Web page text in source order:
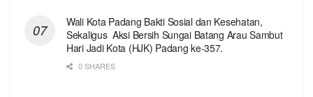
Wali Kota Padang Bakti Sosial dan Kesehatan,
Sekaligus Aksi Bersih Sungai Batang Arau Sambut
Hari Jadi Kota (HJK) Padang ke-357.
0 SHARES